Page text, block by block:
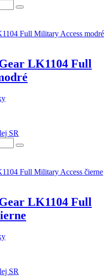
LK1104 Full
SR
LK1104 Full
SR